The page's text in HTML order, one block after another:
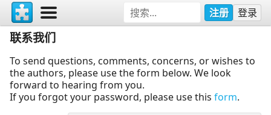
注册 登录
联系我们
To send questions, comments, concerns, or wishes to
the authors, please use the form below. We look
forward to hearing from you.
If you forgot your password, please use this form.